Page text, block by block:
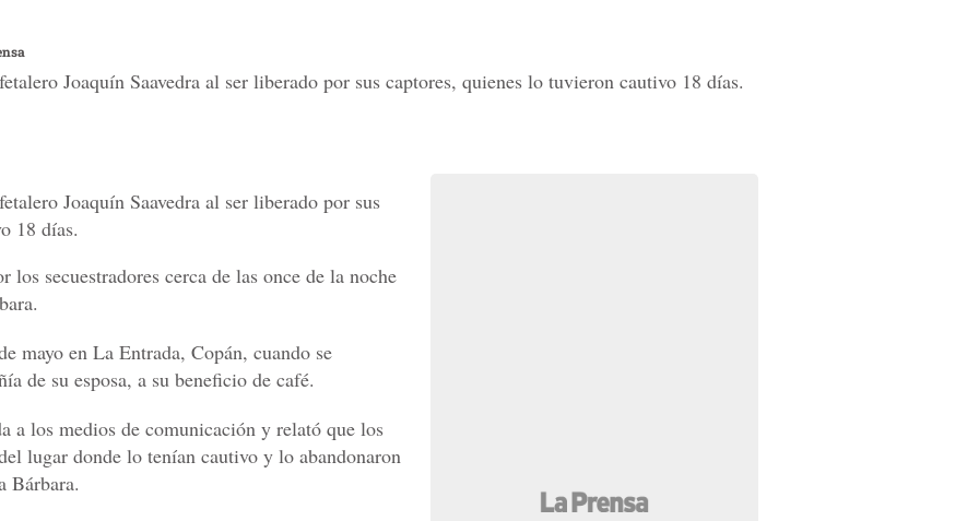
Joaquín Saavedra al ser liberado por sus captores, quienes lo tuvieron cautivo 18 días.
Joaquín Saavedra al ser liberado por sus
18 días.
los secuestradores cerca de las once de la noche
mayo en La Entrada, Copán, cuando se
de su esposa, a su beneficio de café.
a los medios de comunicación y relató que los
lugar donde lo tenían cautivo y lo abandonaron
Bárbara.